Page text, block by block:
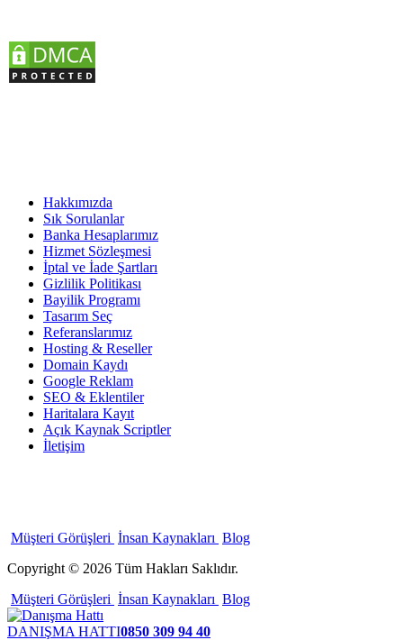
Hakkımızda
Sık Sorulanlar
Banka Hesaplarımız
Hizmet Sözleşmesi
İptal ve İade Şartları
Gizlilik Politikası
Bayilik Programı
Tasarım Seç
Referanslarımız
Hosting & Reseller
Domain Kaydı
Google Reklam
SEO & Eklentiler
Haritalara Kayıt
Açık Kaynak Scriptler
İletişim
Müşteri Görüşleri İnsan Kaynakları Blog
Copyright © 2026 Tüm Hakları Saklıdır.
Müşteri Görüşleri İnsan Kaynakları Blog
DANIŞMA HATTI0850 309 94 40